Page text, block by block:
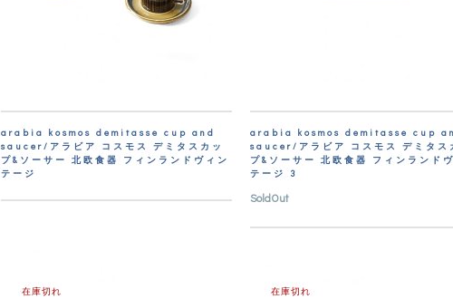
arabia kosmos demitasse cup and
saucer/アラビア コスモス デミタスカッ
プ&ソーサー 北欧食器 フィンランドヴィン
テージ
arabia kosmos demitasse cup
saucer/アラビア コスモス デミタス
プ&ソーサー 北欧食器 フィンランド
テージ 3
SoldOut
在庫切れ 在庫切れ